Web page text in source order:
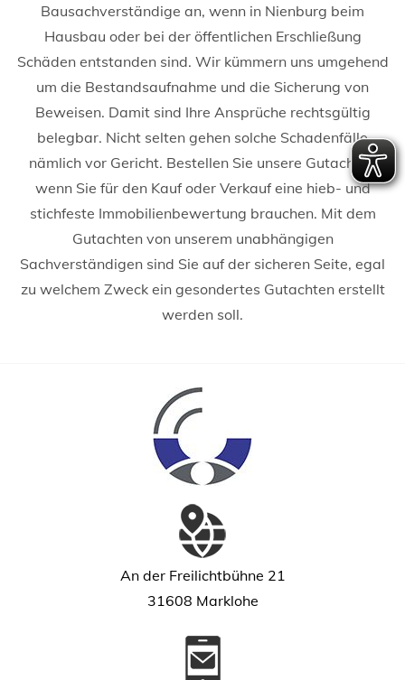
Bausachverständige an, wenn in Nienburg beim
Hausbau oder bei der öffentlichen Erschließung
Schäden entstanden sind. Wir kümmern uns umgehend
um die Bestandsaufnahme und die Sicherung von
Beweisen. Damit sind Ihre Ansprüche rechtsgültig
belegbar. Nicht selten gehen solche Schadenfälle
nämlich vor Gericht. Bestellen Sie unsere Gutachter,
wenn Sie für den Kauf oder Verkauf eine hieb- und
stichfeste Immobilienbewertung brauchen. Mit dem
Gutachten von unserem unabhängigen
Sachverständigen sind Sie auf der sicheren Seite, egal
zu welchem Zweck ein gesondertes Gutachten erstellt
werden soll.
An der Freilichtbühne 21
31608 Marklohe